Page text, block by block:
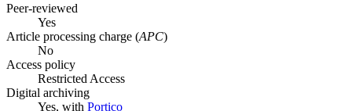
Peer-reviewed
Yes
Article processing charge (APC)
No
Access policy
Restricted Access
Digital archiving
Yes, with Portico